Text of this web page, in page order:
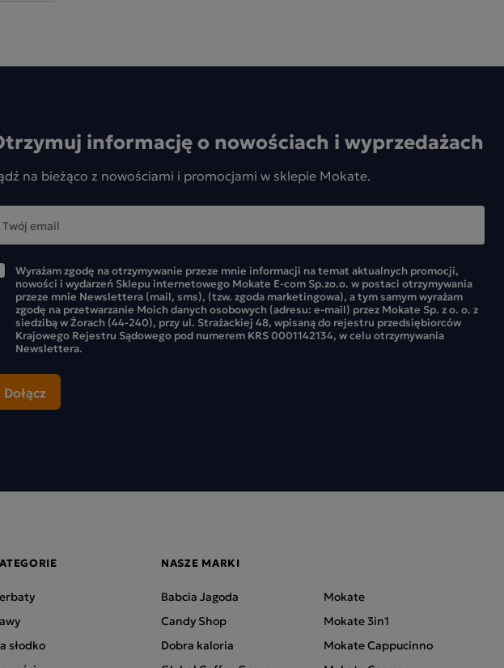
informację o nowościach i wyprzedażach
na bieżąco z nowościami i promocjami w sklepie Mokate.
Wyrażam zgodę na otrzymywanie przeze mnie informacji na temat aktualnych promocji,
nowości i wydarzeń Sklepu internetowego Mokate E-com Sp.zo.o. w postaci otrzymywania
przeze mnie Newslettera (mail, sms), (tzw. zgoda marketingowa), a tym samym wyrażam
zgodę na przetwarzanie Moich danych osobowych (adresu: e-mail) przez Mokate Sp. z o. o. z
siedzibą w Żorach (44-240), przy ul. Strażackiej 48, wpisaną do rejestru przedsiębiorców
Krajowego Rejestru Sądowego pod numerem KRS 0001142134, w celu otrzymywania
Newslettera.
słodko
NASZE MARKI
Babcia Jagoda
Candy Shop
Dobra kaloria
Mokate
Mokate 3in1
Mokate Cappucinno